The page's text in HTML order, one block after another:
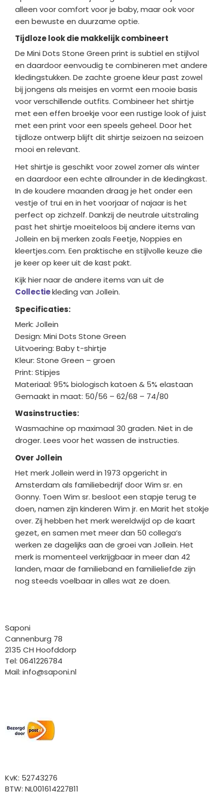
alleen voor comfort voor je baby, maar ook voor
een bewuste en duurzame optie.
Tijdloze look die makkelijk combineert
De Mini Dots Stone Green print is subtiel en stijlvol
en daardoor eenvoudig te combineren met andere
kledingstukken. De zachte groene kleur past zowel
bij jongens als meisjes en vormt een mooie basis
voor verschillende outfits. Combineer het shirtje
met een effen broekje voor een rustige look of juist
met een print voor een speels geheel. Door het
tijdloze ontwerp blijft dit shirtje seizoen na seizoen
mooi en relevant.
Het shirtje is geschikt voor zowel zomer als winter
en daardoor een echte allrounder in de kledingkast.
In de koudere maanden draag je het onder een
vestje of trui en in het voorjaar of najaar is het
perfect op zichzelf. Dankzij de neutrale uitstraling
past het shirtje moeiteloos bij andere items van
Jollein en bij merken zoals Feetje, Noppies en
kleertjes.com. Een praktische en stijlvolle keuze die
je keer op keer uit de kast pakt.
Kijk hier naar de andere items van uit de
Collectiekleding van Jollein.
Specificaties:
Merk: Jollein
Design: Mini Dots Stone Green
Uitvoering: Baby t-shirtje
Kleur: Stone Green – groen
Print: Stipjes
Materiaal: 95% biologisch katoen & 5% elastaan
Gemaakt in maat: 50/56 – 62/68 – 74/80
Wasinstructies:
Wasmachine op maximaal 30 graden. Niet in de
droger. Lees voor het wassen de instructies.
Over Jollein
Het merk Jollein werd in 1973 opgericht in
Amsterdam als familiebedrijf door Wim sr. en
Gonny. Toen Wim sr. besloot een stapje terug te
doen, namen zijn kinderen Wim jr. en Marit het stokje
over. Zij hebben het merk wereldwijd op de kaart
gezet, en samen met meer dan 50 collega’s
werken ze dagelijks aan de groei van Jollein. Het
merk is momenteel verkrijgbaar in meer dan 42
landen, maar de familieband en familieliefde zijn
nog steeds voelbaar in alles wat ze doen.
Saponi
Cannenburg 78
2135 CH Hoofddorp
Tel: 0641226784
Mail: info@saponi.nl
KvK: 52743276
BTW: NL001614227B11